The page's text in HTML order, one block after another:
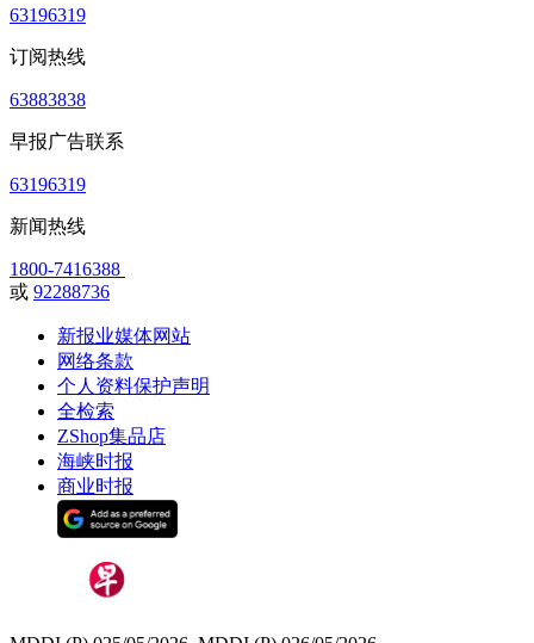
63196319
订阅热线
63883838
早报广告联系
63196319
新闻热线
1800-7416388
或 92288736
新报业媒体网站
网络条款
个人资料保护声明
全检索
ZShop集品店
海峡时报
商业时报